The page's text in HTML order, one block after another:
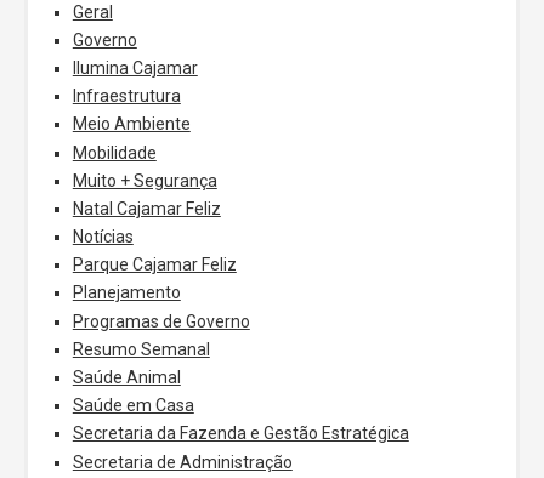
Geral
Governo
Ilumina Cajamar
Infraestrutura
Meio Ambiente
Mobilidade
Muito + Segurança
Natal Cajamar Feliz
Notícias
Parque Cajamar Feliz
Planejamento
Programas de Governo
Resumo Semanal
Saúde Animal
Saúde em Casa
Secretaria da Fazenda e Gestão Estratégica
Secretaria de Administração